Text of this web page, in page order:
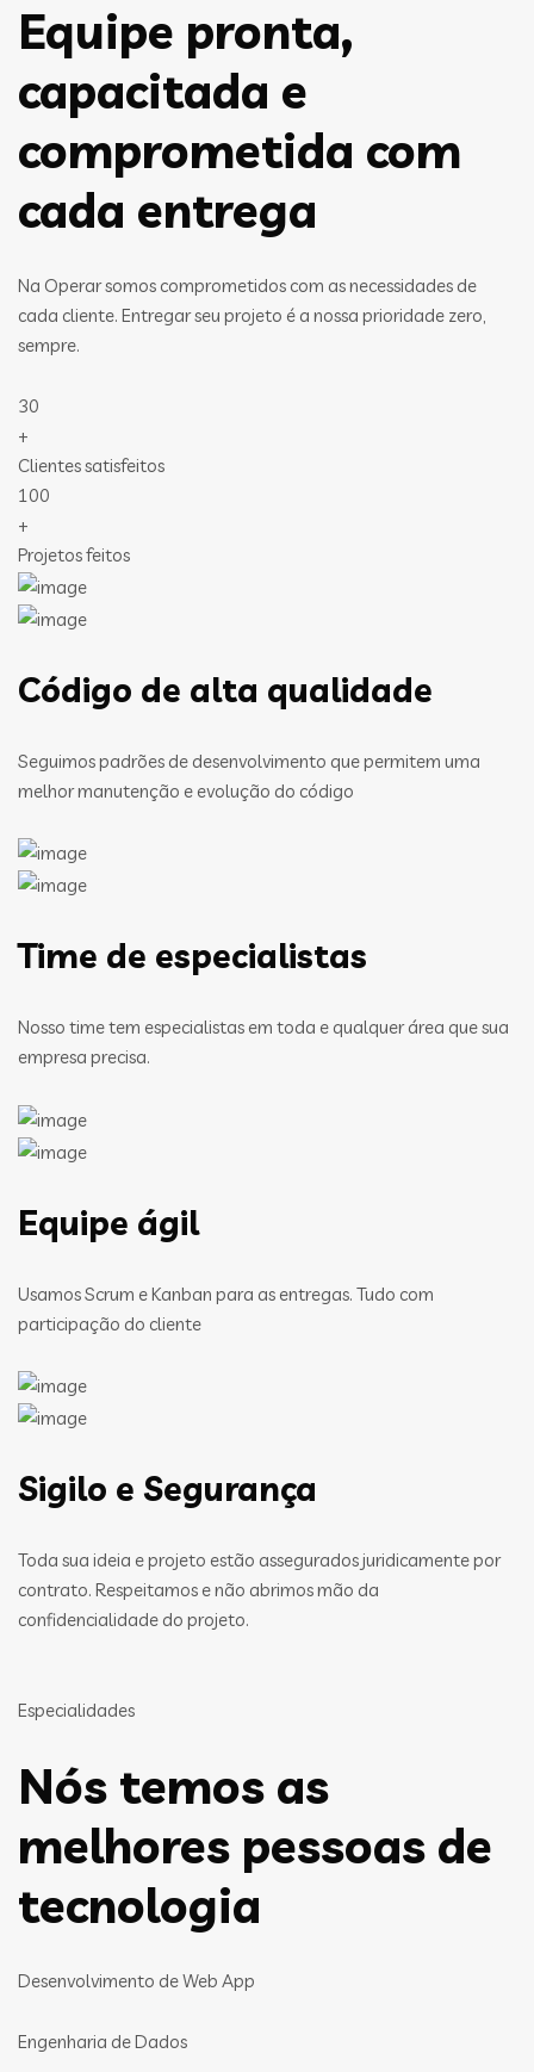
Equipe pronta,
capacitada e
comprometida com
cada entrega
Na Operar somos comprometidos com as necessidades de
cada cliente. Entregar seu projeto é a nossa prioridade zero,
sempre.
30
+
Clientes satisfeitos
100
+
Projetos feitos
Código de alta qualidade
Seguimos padrões de desenvolvimento que permitem uma
melhor manutenção e evolução do código
Time de especialistas
Nosso time tem especialistas em toda e qualquer área que sua
empresa precisa.
Equipe ágil
Usamos Scrum e Kanban para as entregas. Tudo com
participação do cliente
Sigilo e Segurança
Toda sua ideia e projeto estão assegurados juridicamente por
contrato. Respeitamos e não abrimos mão da
confidencialidade do projeto.
Especialidades
Nós temos as
melhores pessoas de
tecnologia
Desenvolvimento de Web App
Engenharia de Dados